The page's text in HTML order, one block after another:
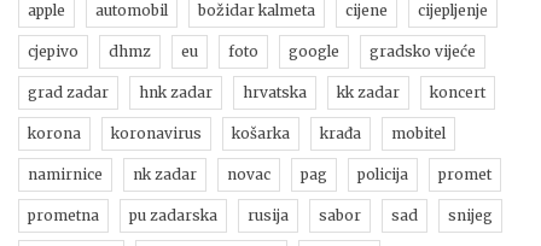
apple automobil božidar kalmeta cijene cijepljenje
cjepivo dhmz eu foto google gradsko vijeće
grad zadar hnk zadar hrvatska kk zadar koncert
korona koronavirus košarka krađa mobitel
namirnice nk zadar novac pag policija promet
prometna pu zadarska rusija sabor sad snijeg